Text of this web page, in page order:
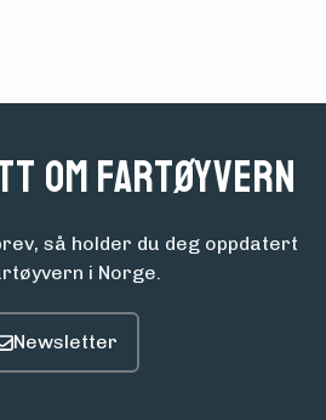
om fartøyvern
så holder du deg oppdatert
i Norge.